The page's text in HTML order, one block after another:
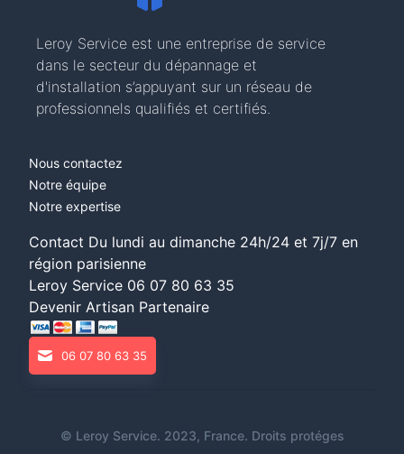
Leroy Service est une entreprise de service
dans le secteur du dépannage et
d'installation s’appuyant sur un réseau de
professionnels qualifiés et certifiés.
Nous contactez
Notre équipe
Notre expertise
Contact Du lundi au dimanche 24h/24 et 7j/7 en
région parisienne
Leroy Service 06 07 80 63 35
Devenir Artisan Partenaire
06 07 80 63 35
© Leroy Service. 2023, France. Droits protéges